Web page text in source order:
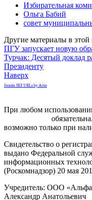
Избирательная
Ольга Бабий
совет
Другие материалы в этой
ПГУ запускает новую
Турчак: Десятый доклад
Президенту
Наверх
Joomla SEF URLs by Artio
При любом
возможно только при
Свидетельство о
выдано Федеральной
информационных
(Роскомнадзор) 20 мая
Учредитель: ООО
Александр Анатольевич